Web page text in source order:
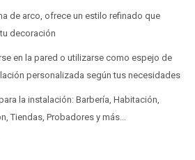
de arco, ofrece un estilo refinado que
decoración
en la pared o utilizarse como espejo de
personalizada según tus necesidades
la instalación: Barbería, Habitación,
Tiendas, Probadores y más...